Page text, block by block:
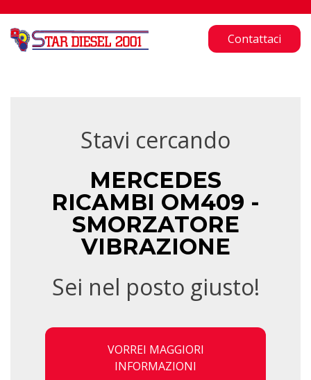
Contattaci
Stavi cercando
MERCEDES
RICAMBI OM409 -
SMORZATORE
VIBRAZIONE
Sei nel posto giusto!
VORREI MAGGIORI
INFORMAZIONI